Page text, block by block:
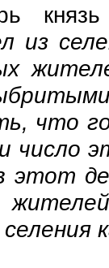
из
что
число
этот